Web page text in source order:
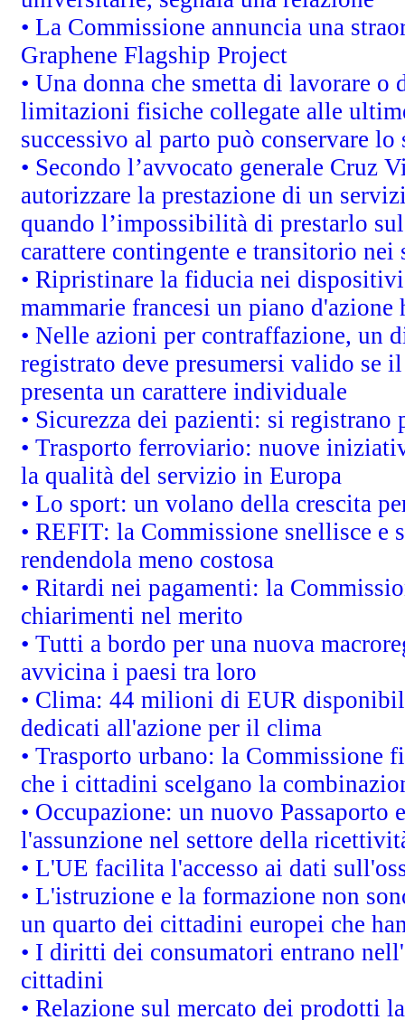
• La Commissione annuncia una
Graphene Flagship Project
• Una donna che smetta di lavorare
limitazioni fisiche collegate alle
successivo al parto può conservare
• Secondo l’avvocato generale Cruz
autorizzare la prestazione di un
quando l’impossibilità di prestarlo
carattere contingente e transitorio
• Ripristinare la fiducia nei
mammarie francesi un piano
• Nelle azioni per contraffazione, un
registrato deve presumersi valido se
presenta un carattere individuale
• Sicurezza dei pazienti: si
• Trasporto ferroviario: nuove
la qualità del servizio in Europa
• Lo sport: un volano della crescita
• REFIT: la Commissione snellisce
rendendola meno costosa
• Ritardi nei pagamenti: la
chiarimenti nel merito
• Tutti a bordo per una nuova
avvicina i paesi tra loro
• Clima: 44 milioni di EUR
dedicati all'azione per il clima
• Trasporto urbano: la Commissione
che i cittadini scelgano la
• Occupazione: un nuovo Passaporto
l'assunzione nel settore della
• L'UE facilita l'accesso ai dati
• L'istruzione e la formazione non
un quarto dei cittadini europei che
• I diritti dei consumatori entrano
cittadini
• Relazione sul mercato dei prodotti